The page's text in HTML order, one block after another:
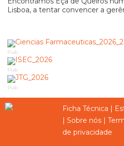
Lisboa, a tentar convencer a
Pub
Pub
Pub
Ficha Técnica |
| Sobre nós |
de privacidade